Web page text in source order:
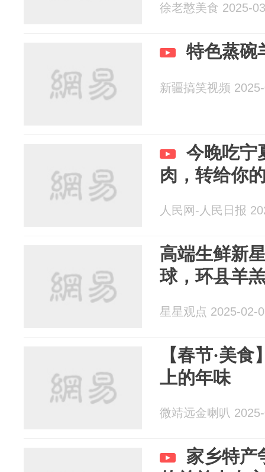
徐老憨美食 2025-
特色蒸碗
新疆搞笑视频
今晚吃宁
肉，转给你
人民网-人民日报
高端生鲜新
球，环县羊
星星观点 2025-02-
【春节·美
上的年味
微靖远金喇叭
家乡特产